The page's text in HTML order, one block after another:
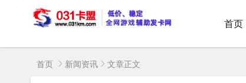
首页
首页 新闻资讯 文章正文